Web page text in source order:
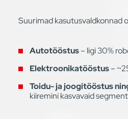
Suurimad kasutusvaldkonnad
Autotööstus– ligi 30%
Elektroonikatööstus–
Toidu- ja joogitööstus
kiiremini kasvavaid